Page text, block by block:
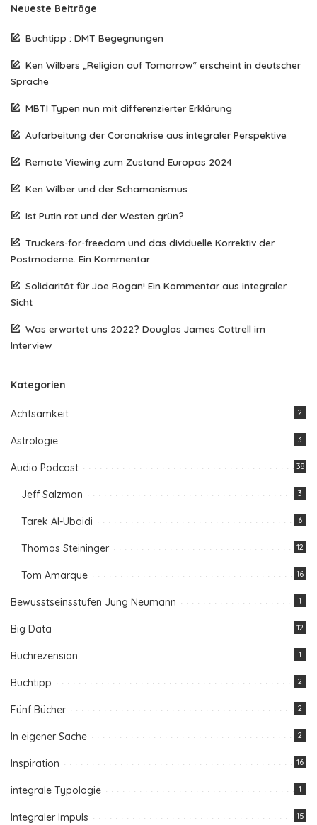
Neueste Beiträge
Buchtipp : DMT Begegnungen
Ken Wilbers „Religion auf Tomorrow“ erscheint in deutscher
Sprache
MBTI Typen nun mit differenzierter Erklärung
Aufarbeitung der Coronakrise aus integraler Perspektive
Remote Viewing zum Zustand Europas 2024
Ken Wilber und der Schamanismus
Ist Putin rot und der Westen grün?
Truckers-for-freedom und das dividuelle Korrektiv der
Postmoderne. Ein Kommentar
Solidarität für Joe Rogan! Ein Kommentar aus integraler
Sicht
Was erwartet uns 2022? Douglas James Cottrell im
Interview
Kategorien
Achtsamkeit 2
Astrologie 3
Audio Podcast 38
Jeff Salzman 3
Tarek Al-Ubaidi 6
Thomas Steininger 12
Tom Amarque 16
Bewusstseinsstufen Jung Neumann 1
Big Data 12
Buchrezension 1
Buchtipp 2
Fünf Bücher 2
In eigener Sache 2
Inspiration 16
integrale Typologie 1
Integraler Impuls 15